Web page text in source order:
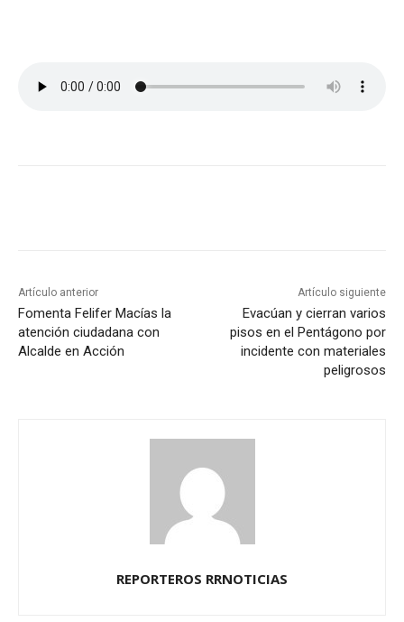
Artículo anterior
Fomenta Felifer Macías la
atención ciudadana con
Alcalde en Acción
Artículo siguiente
Evacúan y cierran varios
pisos en el Pentágono por
incidente con materiales
peligrosos
REPORTEROS RRNOTICIAS